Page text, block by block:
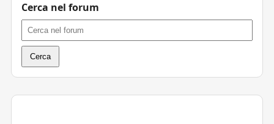
Cerca nel forum
Cerca